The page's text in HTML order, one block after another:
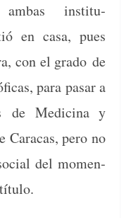
insti­tu­
en casa, pues
con el gra­do de
para pasar a
de Med­i­c­i­na y
Cara­cas, pero no
del momen­